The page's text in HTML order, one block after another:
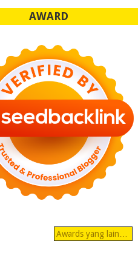
AWARD
Awards yang lain…